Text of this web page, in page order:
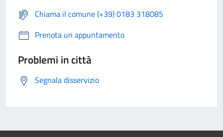
Chiama il comune (+39) 0183 318085
Prenota un appuntamento
Problemi in città
Segnala disservizio